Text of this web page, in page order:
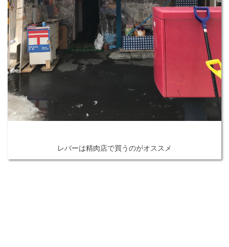
レバーは精肉店で買うのがオススメ